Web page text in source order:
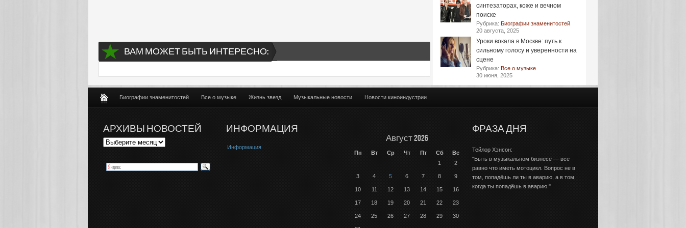
ВАМ МОЖЕТ БЫТЬ ИНТЕРЕСНО:
синтезаторах, коже и вечном
поиске
Рубрика: Биографии знаменитостей
20 августа, 2025
Уроки вокала в Москве: путь к
сильному голосу и уверенности на
сцене
Рубрика: Все о музыке
30 июня, 2025
Биографии знаменитостей Все о музыке Жизнь звезд Музыкальные новости Новости киноиндустрии
АРХИВЫ НОВОСТЕЙ ИНФОРМАЦИЯ
Информация
Август 2026
Пн Вт Ср Чт Пт Сб
Вс
1
2
3 4 5 6 7 8 9
10 11 12 13 14 15 16
17 18 19 20 21 22 23
24 25 26 27 28 29 30
ФРАЗА ДНЯ
Тейлор Хэнсон:
"Быть в музыкальном бизнесе — всё
равно что иметь мотоцикл. Вопрос не в
том, попадёшь ли ты в аварию, а в том,
когда ты попадёшь в аварию."